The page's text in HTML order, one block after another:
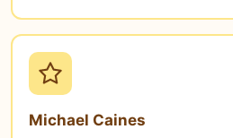
Michael Caines